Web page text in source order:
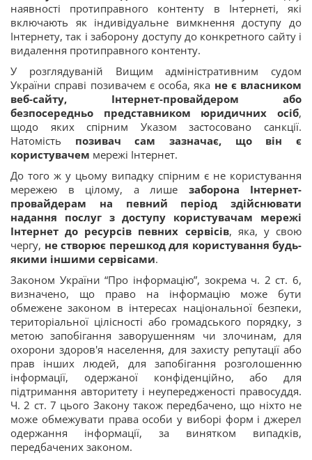
наявності протиправного контенту в Інтернеті, які
включають як індивідуальне вимкнення доступу до
Інтернету, так і заборону доступу до конкретного сайту і
видалення протиправного контенту.
У розглядуваній Вищим адміністративним судом
України справі позивачем є особа, яка не є власником
веб-сайту, Інтернет-провайдером або
безпосередньо представником юридичних осіб,
щодо яких спірним Указом застосовано санкції.
Натомість позивач сам зазначає, що він є
користувачем мережі Інтернет.
До того ж у цьому випадку спірним є не користування
мережею в цілому, а лише заборона Інтернет-
провайдерам на певний період здійснювати
надання послуг з доступу користувачам мережі
Інтернет до ресурсів певних сервісів, яка, у свою
чергу, не створює перешкод для користування будь-
якими іншими сервісами.
Законом України “Про інформацію”, зокрема ч. 2 ст. 6,
визначено, що право на інформацію може бути
обмежене законом в інтересах національної безпеки,
територіальної цілісності або громадського порядку, з
метою запобігання заворушенням чи злочинам, для
охорони здоров'я населення, для захисту репутації або
прав інших людей, для запобігання розголошенню
інформації, одержаної конфіденційно, або для
підтримання авторитету і неупередженості правосуддя.
Ч. 2 ст. 7 цього Закону також передбачено, що ніхто не
може обмежувати права особи у виборі форм і джерел
одержання інформації, за винятком випадків,
передбачених законом.